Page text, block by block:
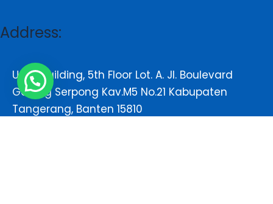
Address:
Unity Building, 5th Floor Lot. A. Jl. Boulevard
Gading Serpong Kav.M5 No.21 Kabupaten
Tangerang, Banten 15810